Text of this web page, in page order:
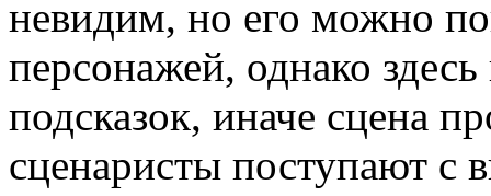
невидим, но его можно
персонажей, однако
подсказок, иначе сцена
сценаристы поступают с